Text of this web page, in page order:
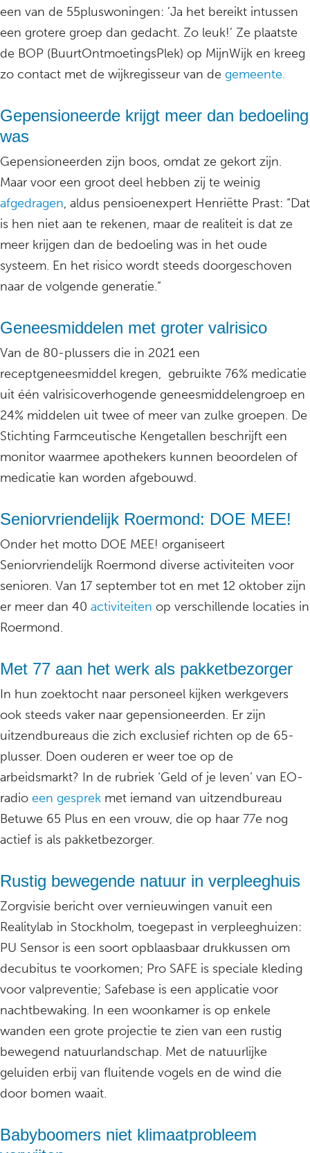
een van de 55pluswoningen: ’Ja het bereikt intussen
een grotere groep dan gedacht. Zo leuk!’ Ze plaatste
de BOP (BuurtOntmoetingsPlek) op MijnWijk en kreeg
zo contact met de wijkregisseur van de gemeente.
Gepensioneerde krijgt meer dan bedoeling
was
Gepensioneerden zijn boos, omdat ze gekort zijn.
Maar voor een groot deel hebben zij te weinig
afgedragen, aldus pensioenexpert Henriëtte Prast: “Dat
is hen niet aan te rekenen, maar de realiteit is dat ze
meer krijgen dan de bedoeling was in het oude
systeem. En het risico wordt steeds doorgeschoven
naar de volgende generatie.”
Geneesmiddelen met groter valrisico
Van de 80-plussers die in 2021 een
receptgeneesmiddel kregen, gebruikte 76% medicatie
uit één valrisicoverhogende geneesmiddelengroep en
24% middelen uit twee of meer van zulke groepen. De
Stichting Farmceutische Kengetallen beschrijft een
monitor waarmee apothekers kunnen beoordelen of
medicatie kan worden afgebouwd.
Seniorvriendelijk Roermond: DOE MEE!
Onder het motto DOE MEE! organiseert
Seniorvriendelijk Roermond diverse activiteiten voor
senioren. Van 17 september tot en met 12 oktober zijn
er meer dan 40 activiteiten op verschillende locaties in
Roermond.
Met 77 aan het werk als pakketbezorger
In hun zoektocht naar personeel kijken werkgevers
ook steeds vaker naar gepensioneerden. Er zijn
uitzendbureaus die zich exclusief richten op de 65-
plusser. Doen ouderen er weer toe op de
arbeidsmarkt? In de rubriek ‘Geld of je leven’ van EO-
radio een gesprek met iemand van uitzendbureau
Betuwe 65 Plus en een vrouw, die op haar 77e nog
actief is als pakketbezorger.
Rustig bewegende natuur in verpleeghuis
Zorgvisie bericht over vernieuwingen vanuit een
Realitylab in Stockholm, toegepast in verpleeghuizen:
PU Sensor is een soort opblaasbaar drukkussen om
decubitus te voorkomen; Pro SAFE is speciale kleding
voor valpreventie; Safebase is een applicatie voor
nachtbewaking. In een woonkamer is op enkele
wanden een grote projectie te zien van een rustig
bewegend natuurlandschap. Met de natuurlijke
geluiden erbij van fluitende vogels en de wind die
door bomen waait.
Babyboomers niet klimaatprobleem